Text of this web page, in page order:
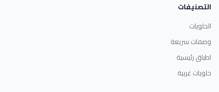
التصنيفات
الحلويات
وصفات سريعة
اطباق رئيسية
حلويات غربية